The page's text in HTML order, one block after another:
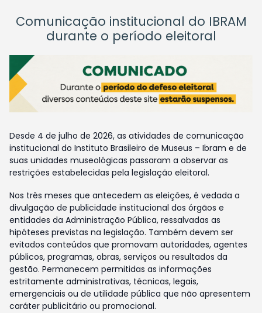
Comunicação institucional do IBRAM
durante o período eleitoral
Desde 4 de julho de 2026, as atividades de comunicação
institucional do Instituto Brasileiro de Museus – Ibram e de
suas unidades museológicas passaram a observar as
restrições estabelecidas pela legislação eleitoral.
Nos três meses que antecedem as eleições, é vedada a
divulgação de publicidade institucional dos órgãos e
entidades da Administração Pública, ressalvadas as
hipóteses previstas na legislação. Também devem ser
evitados conteúdos que promovam autoridades, agentes
públicos, programas, obras, serviços ou resultados da
gestão. Permanecem permitidas as informações
estritamente administrativas, técnicas, legais,
emergenciais ou de utilidade pública que não apresentem
caráter publicitário ou promocional.